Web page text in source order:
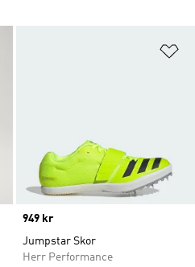
Price
949 kr
Jumpstar Skor
Herr Performance